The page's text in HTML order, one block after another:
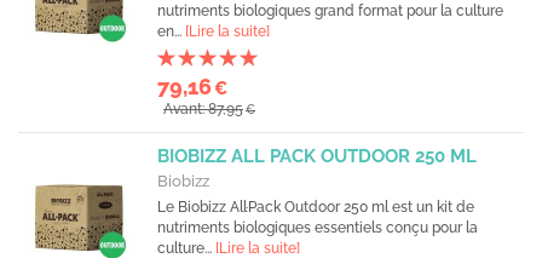
nutriments biologiques grand format pour la culture
en... [Lire la suite]
79,16€
Avant: 87,95€
BIOBIZZ ALL PACK OUTDOOR 250 ML
Biobizz
Le Biobizz All·Pack Outdoor 250 ml est un kit de
nutriments biologiques essentiels conçu pour la
culture... [Lire la suite]